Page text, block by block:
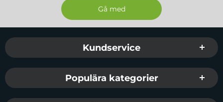
Sidfot Blandad info och länkar
Kundservice
Populära kategorier